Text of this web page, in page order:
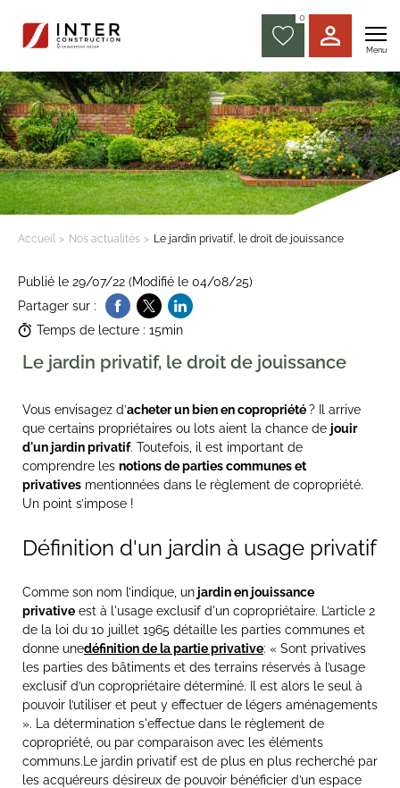
0
Menu
Accueil Nos actualités Le jardin privatif, le droit de jouissance
Publié le 29/07/22 (Modifié le 04/08/25)
Partager sur :
Temps de lecture : 15min
Le jardin privatif, le droit de jouissance
Vous envisagez d’acheter un bien en copropriété? Il arrive
que certains propriétaires ou lots aient la chance de jouir
d'un jardin privatif. Toutefois, il est important de
comprendre les notions de parties communes et
privatives mentionnées dans le règlement de copropriété.
Un point s’impose !
Définition d'un jardin à usage privatif
Comme son nom l’indique, un jardin en jouissance
privative est à l'usage exclusif d'un copropriétaire. L’article 2
de la loi du 10 juillet 1965 détaille les parties communes et
donne unedéfinition de la partie privative: « Sont privatives
les parties des bâtiments et des terrains réservés à l’usage
exclusif d’un copropriétaire déterminé. Il est alors le seul à
pouvoir l’utiliser et peut y effectuer de légers aménagements
». La détermination s'effectue dans le règlement de
copropriété, ou par comparaison avec les éléments
communs.Le jardin privatif est de plus en plus recherché par
les acquéreurs désireux de pouvoir bénéficier d’un espace